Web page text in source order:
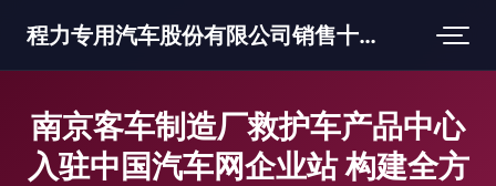
程力专用汽车股份有限公司销售十三分公司
南京客车制造厂救护车产品中心
入驻中国汽车网企业站 构建全方